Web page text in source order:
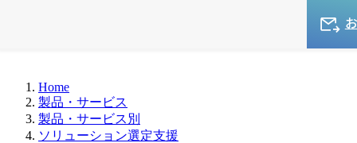
Home
製品・サービス
製品・サービス別
ソリューション選定支援